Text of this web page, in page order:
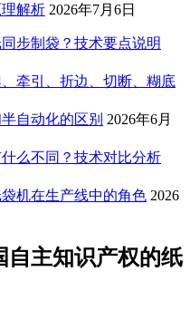
解析 2026年7月6日
步制袋？技术要点说明
牵引、折边、切断、糊底
自动化的区别 2026年6月
么不同？技术对比分析
机在生产线中的角色 2026
自主知识产权的纸